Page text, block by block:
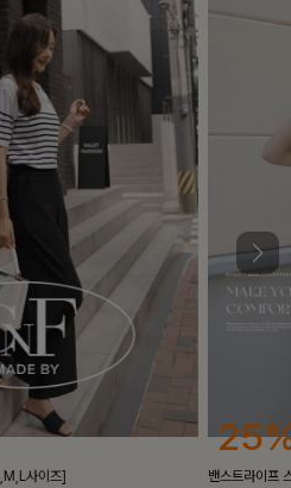
12%
쥬린레이스 카